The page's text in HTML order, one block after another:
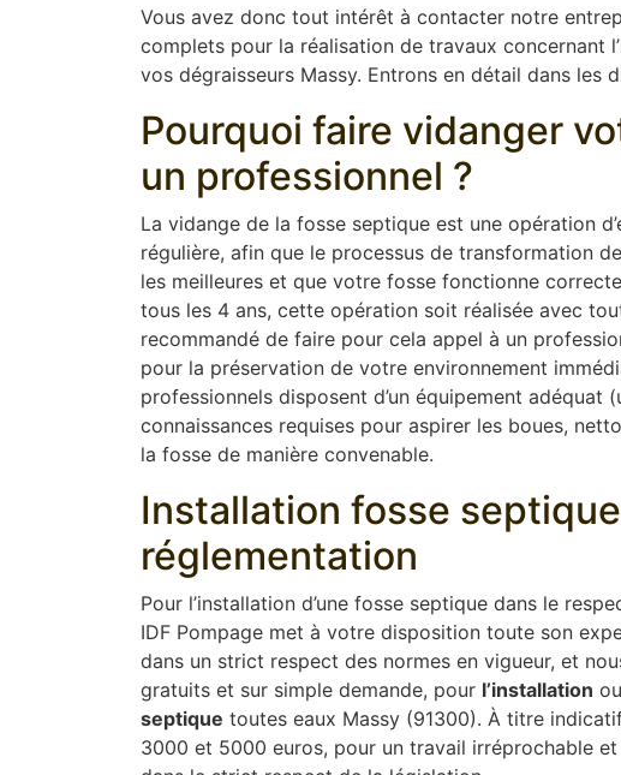
Vous avez donc tout intérêt à contacter notre
complets pour la réalisation de travaux concernant
vos dégraisseurs Massy. Entrons en détail dans les
Pourquoi faire vidanger
un professionnel ?
La vidange de la fosse septique est une opération
régulière, afin que le processus de transformation
les meilleures et que votre fosse fonctionne
tous les 4 ans, cette opération soit réalisée avec
recommandé de faire pour cela appel à un
pour la préservation de votre environnement
professionnels disposent d’un équipement adéquat
connaissances requises pour aspirer les boues,
la fosse de manière convenable.
Installation fosse
réglementation
Pour l’installation d’une fosse septique dans le
IDF Pompage met à votre disposition toute son
dans un strict respect des normes en vigueur, et
gratuits et sur simple demande, pour l’installation
septique toutes eaux Massy (91300). À titre
3000 et 5000 euros, pour un travail irréprochable